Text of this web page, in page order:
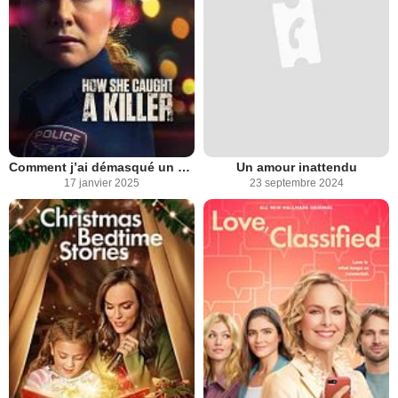
Comment j’ai démasqué un serial killer
17 janvier 2025
Un amour inattendu
23 septembre 2024